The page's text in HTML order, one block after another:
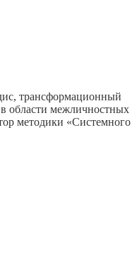
трансформационный
области межличностных
методики «Системного